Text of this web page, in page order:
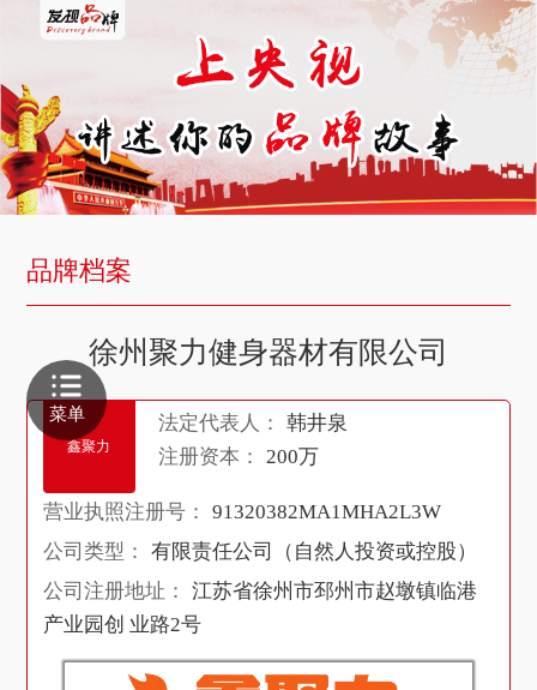
品牌档案
徐州聚力健身器材有限公司
鑫聚力
法定代表人：
韩井泉
注册资本：
200万
营业执照注册号：
91320382MA1MHA2L3W
公司类型：
有限责任公司（自然人投资或控股）
公司注册地址：
江苏省徐州市邳州市赵墩镇临港
产业园创 业路2号
菜单